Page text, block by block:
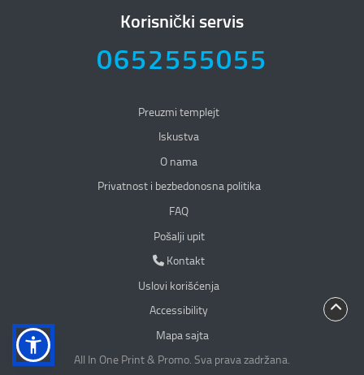
Korisnički servis
0652555055
Preuzmi templejt
Iskustva
O nama
Privatnost i bezbedonosna politika
Privatnost i bezbedonosna politika
FAQ
Pošalji upit
Kontakt
Kontakt
Uslovi korišćenja
Accessibility
Mapa sajta
All In One Print & Promo. Sva prava zadržana.